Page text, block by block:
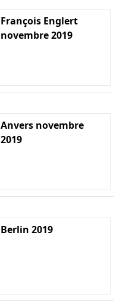
François Englert
novembre 2019
Anvers novembre
2019
Berlin 2019